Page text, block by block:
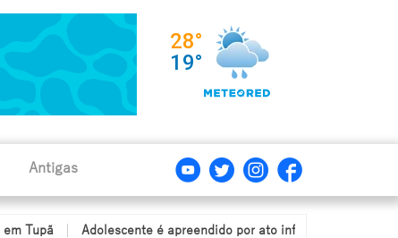
Antigas
Adolescente é apreendido por ato infracional de tráfico de